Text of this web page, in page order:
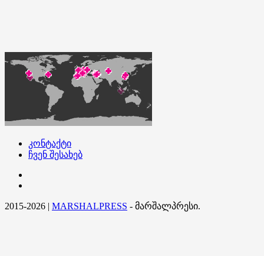
კონტაქტი
ჩვენ შესახებ
2015-2026 | MARSHALPRESS - მარშალპრესი.